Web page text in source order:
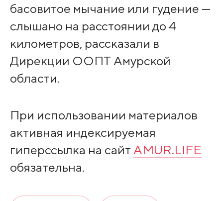
басовитое мычание или гудение —
слышано на расстоянии до 4
километров, рассказали в
Дирекции ООПТ Амурской
области.
При использовании материалов
активная индексируемая
гиперссылка на сайт AMUR.LIFE
обязательна.